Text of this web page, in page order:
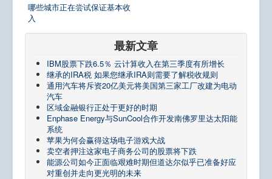
哪些城市正在尝试保证基本收
入
最新文章
IBM股票下跌6.5％ 云计算收入在第三季度有所增长
继承的IRA税 如果您继承IRA则需要了解税收规则
通用汽车将斥资20亿美元将美国第三家工厂改建为电动
汽车
区域金融银行正处于更好的时期
Enphase Energy与SunCool合作开发南佛罗里达太阳能
系统
苹果为何会赢得这场电子游戏大战
卖空者押注这家电子商务公司的股票将下跌
能源公司如今正面临艰难时期但道达尔似乎已准备好应
对重创并走向更光明的未来